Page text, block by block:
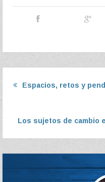
Espacios, retos y
Los sujetos de cambio